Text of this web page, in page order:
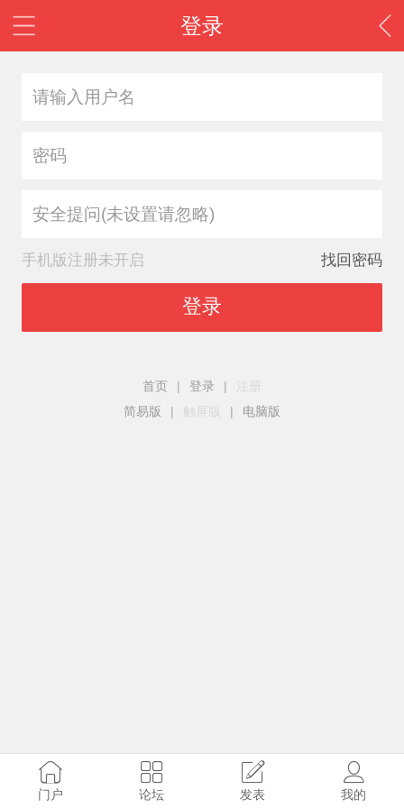
登录
安全提问(未设置请忽略)
手机版注册未开启 找回密码
登录
首页 | 登录 |
注册
简易版
| 触屏版 | 电脑版
门户 论坛 发表 我的